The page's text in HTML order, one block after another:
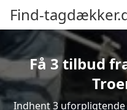
Find-
Få 3 tilbud
Indhent 3